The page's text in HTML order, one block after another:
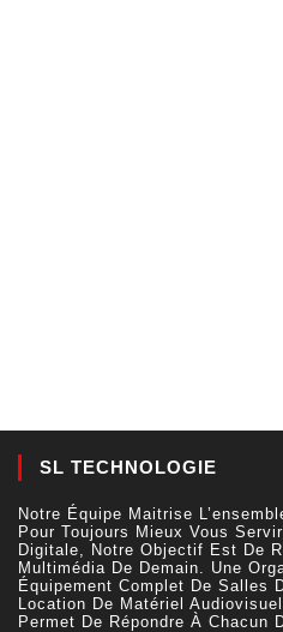
SL TECHNOLOGIE
Notre Équipe Maitrise
Pour Toujours Mieux Vous
Digitale, Notre Objectif Est De
Multimédia De Demain. Une
Équipement Complet De Salles
Location De Matériel
Permet De Répondre À Chacun